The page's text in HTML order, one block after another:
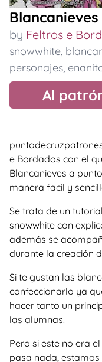
by Feltros e
snowwhite,
personajes,
Al
e Bordados con el
Blancanieves a
manera facil y
Se trata de un
snowwhite con
además se
durante la creación
Si te gustan las
confeccionarlo ya
hacer tanto un
las alumnas.
Pero si este no era
pasa nada, estamos